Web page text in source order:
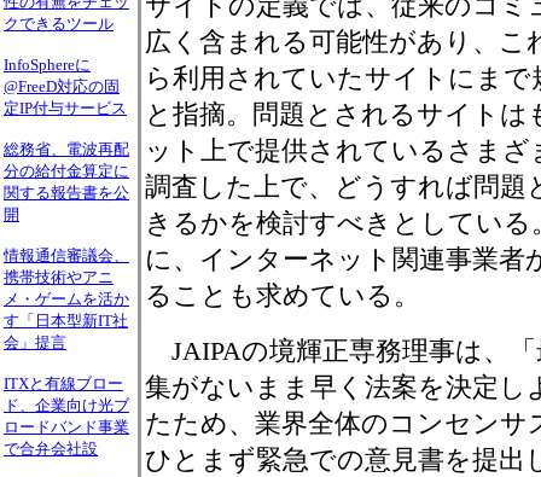
クできるツール
InfoSphereに
@FreeD対応の固
定IP付与サービス
総務省、電波再配
分の給付金算定に
関する報告書を公
開
情報通信審議会、
携帯技術やアニ
メ・ゲームを活か
す「日本型新IT社
会」提言
ITXと有線ブロー
ド、企業向け光ブ
ロードバンド事業
で合弁会社設
広く含まれる可能性があり、こ
ら利用されていたサイトにま
と指摘。問題とされるサイト
ット上で提供されているさま
調査した上で、どうすれば問題
きるかを検討すべきとしてい
に、インターネット関連事業者
ることも求めている。
JAIPAの境輝正専務理事は、
集がないまま早く法案を決定し
たため、業界全体のコンセンサ
ひとまず緊急での意見書を提出